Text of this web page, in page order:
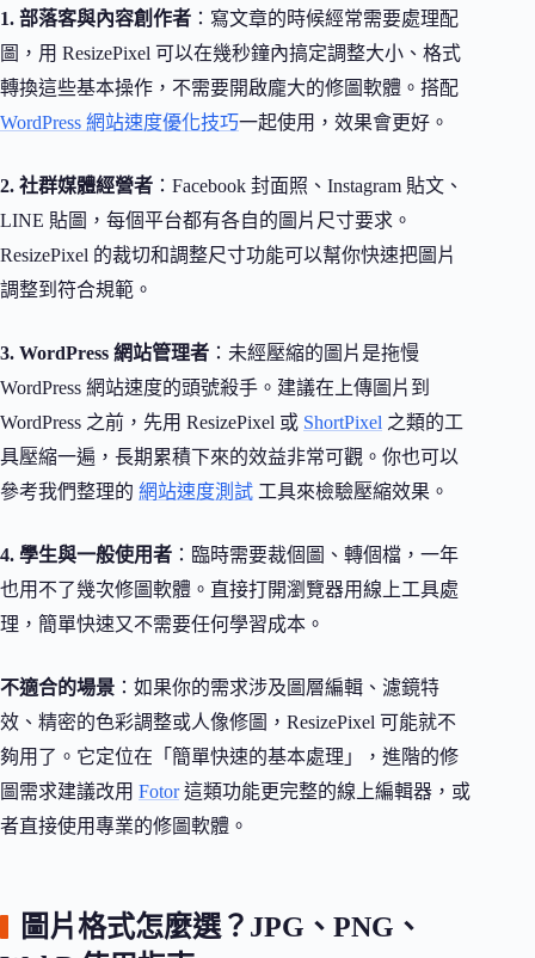
1. 部落客與內容創作者 ：寫文章的時候經常需要處理配
圖，用 ResizePixel 可以在幾秒鐘內搞定調整大小、格式
轉換這些基本操作，不需要開啟龐大的修圖軟體。搭配
WordPress 網站速度優化技巧一起使用，效果會更好。
2. 社群媒體經營者 ：Facebook 封面照、Instagram 貼文、
LINE 貼圖，每個平台都有各自的圖片尺寸要求。
ResizePixel 的裁切和調整尺寸功能可以幫你快速把圖片
調整到符合規範。
3. WordPress 網站管理者 ：未經壓縮的圖片是拖慢
WordPress 網站速度的頭號殺手。建議在上傳圖片到
WordPress 之前，先用 ResizePixel 或 ShortPixel 之類的工
具壓縮一遍，長期累積下來的效益非常可觀。你也可以
參考我們整理的 網站速度測試 工具來檢驗壓縮效果。
4. 學生與一般使用者 ：臨時需要裁個圖、轉個檔，一年
也用不了幾次修圖軟體。直接打開瀏覽器用線上工具處
理，簡單快速又不需要任何學習成本。
不適合的場景 ：如果你的需求涉及圖層編輯、濾鏡特
效、精密的色彩調整或人像修圖，ResizePixel 可能就不
夠用了。它定位在「簡單快速的基本處理」，進階的修
圖需求建議改用 Fotor這類功能更完整的線上編輯器，或
者直接使用專業的修圖軟體。
圖片格式怎麼選？JPG、PNG、